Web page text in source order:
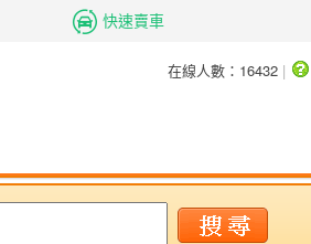
快速賣車
在線人數： 16432 |